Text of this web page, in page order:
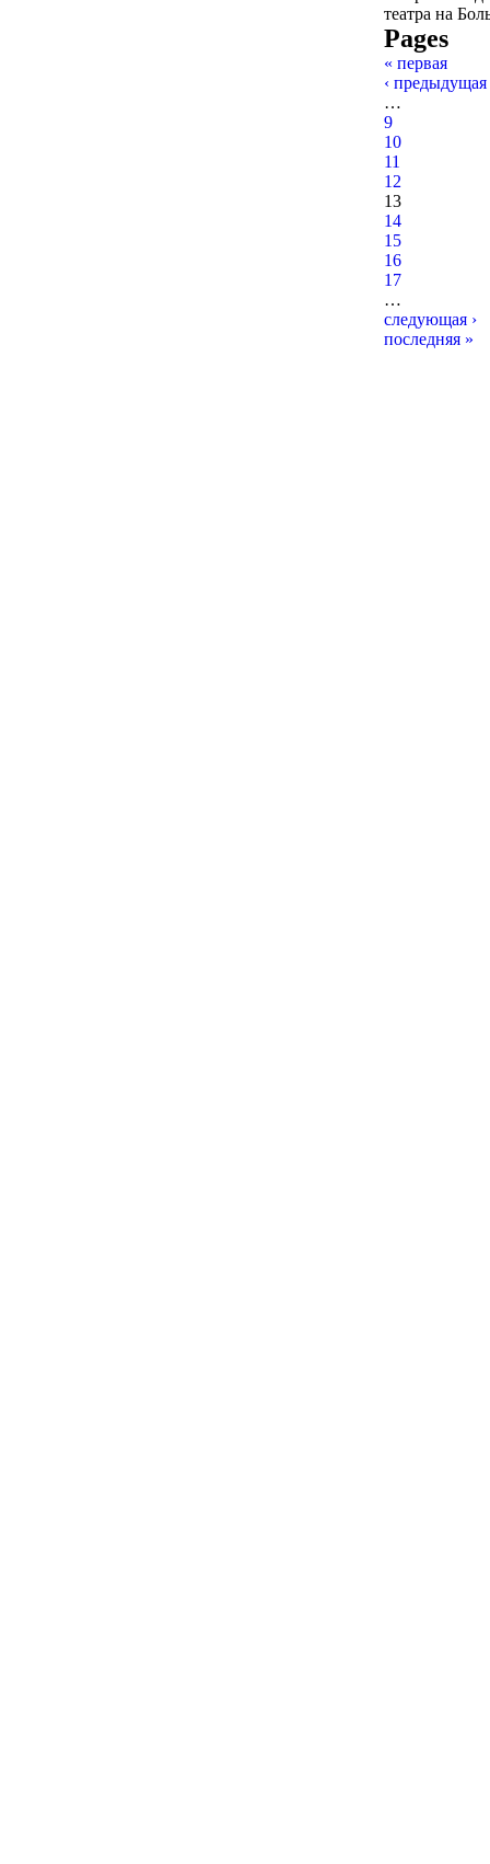
театра на
Pages
« первая
‹ предыдущая
…
9
10
11
12
13
14
15
16
17
…
следующая ›
последняя »